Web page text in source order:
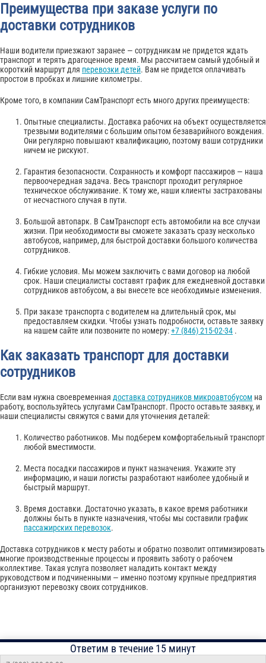
Преимущества при заказе услуги по
доставки сотрудников
Наши водители приезжают заранее — сотрудникам не придется ждать
транспорт и терять драгоценное время. Мы рассчитаем самый удобный и
короткий маршрут для перевозки детей. Вам не придется оплачивать
простои в пробках и лишние километры.
Кроме того, в компании СамТранспорт есть много других преимуществ:
Опытные специалисты. Доставка рабочих на объект осуществляется
трезвыми водителями с большим опытом безаварийного вождения.
Они регулярно повышают квалификацию, поэтому ваши сотрудники
ничем не рискуют.
Гарантия безопасности. Сохранность и комфорт пассажиров — наша
первоочередная задача. Весь транспорт проходит регулярное
техническое обслуживание. К тому же, наши клиенты застрахованы
от несчастного случая в пути.
Большой автопарк. В СамТранспорт есть автомобили на все случаи
жизни. При необходимости вы сможете заказать сразу несколько
автобусов, например, для быстрой доставки большого количества
сотрудников.
Гибкие условия. Мы можем заключить с вами договор на любой
срок. Наши специалисты составят график для ежедневной доставки
сотрудников автобусом, а вы внесете все необходимые изменения.
При заказе транспорта с водителем на длительный срок, мы
предоставляем скидки. Чтобы узнать подробности, оставьте заявку
на нашем сайте или позвоните по номеру:+7 (846) 215-02-34 .
Как заказать транспорт для доставки
сотрудников
Если вам нужна своевременная доставка сотрудников микроавтобусом на
работу, воспользуйтесь услугами СамТранспорт. Просто оставьте заявку, и
наши специалисты свяжутся с вами для уточнения деталей:
Количество работников. Мы подберем комфортабельный транспорт
любой вместимости.
Места посадки пассажиров и пункт назначения. Укажите эту
информацию, и наши логисты разработают наиболее удобный и
быстрый маршрут.
Время доставки. Достаточно указать, в какое время работники
должны быть в пункте назначения, чтобы мы составили график
пассажирских перевозок.
Доставка сотрудников к месту работы и обратно позволит оптимизировать
многие производственные процессы и проявить заботу о рабочем
коллективе. Такая услуга позволяет наладить контакт между
руководством и подчиненными — именно поэтому крупные предприятия
организуют перевозку своих сотрудников.
Ответим в течение 15 минут